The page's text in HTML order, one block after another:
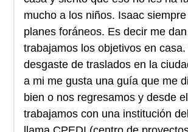
mucho a los niños. Isaac
planes foráneos. Es decir me
trabajamos los objetivos en
desgaste de traslados en la
a mi me gusta una guía que me
bien o nos regresamos y desde
trabajamos con una institución